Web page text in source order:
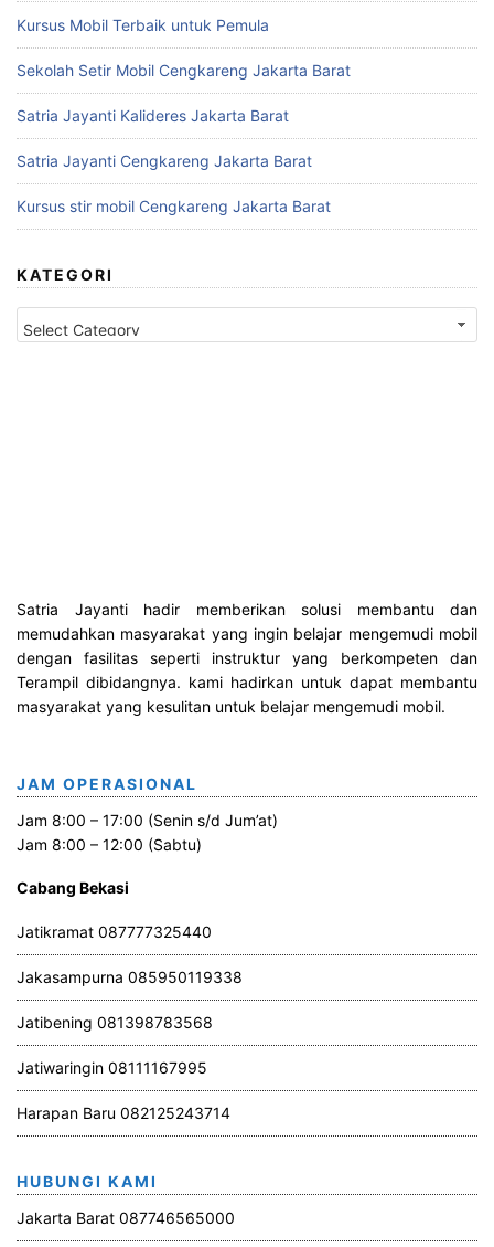
h
f
r
:
Kursus Mobil Terbaik untuk Pemula
Sekolah Setir Mobil Cengkareng Jakarta Barat
Satria Jayanti Kalideres Jakarta Barat
Satria Jayanti Cengkareng Jakarta Barat
Kursus stir mobil Cengkareng Jakarta Barat
KATEGORI
K
a
Satria Jayanti hadir memberikan solusi membantu dan
memudahkan masyarakat yang ingin belajar mengemudi mobil
dengan fasilitas seperti instruktur yang berkompeten dan
Terampil dibidangnya. kami hadirkan untuk dapat membantu
masyarakat yang kesulitan untuk belajar mengemudi mobil.
JAM OPERASIONAL
Jam 8:00 – 17:00 (Senin s/d Jum’at)
Jam 8:00 – 12:00 (Sabtu)
Cabang Bekasi
Jatikramat 087777325440
Jakasampurna 085950119338
Jatibening 081398783568
Jatiwaringin 08111167995
Harapan Baru 082125243714
HUBUNGI KAMI
Jakarta Barat 087746565000